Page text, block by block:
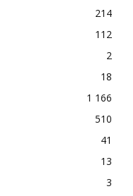
214
112
2
18
1 166
510
41
13
3